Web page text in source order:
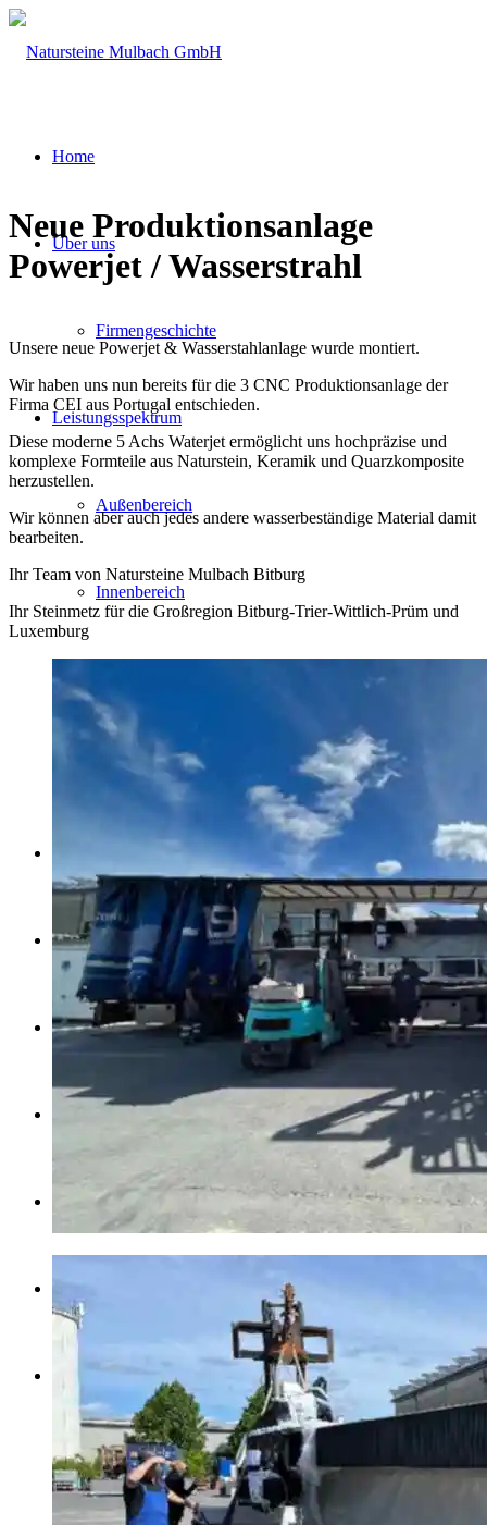
Home
Über uns
Firmengeschichte
Leistungsspektrum
Außenbereich
Innenbereich
Fliesen und Keramikverarbeitung
Team
Anfrage
Kontakt
Neue Produktionsanlage
Powerjet / Wasserstrahl
Unsere neue Powerjet & Wasserstahlanlage wurde montiert.
Wir haben uns nun bereits für die 3 CNC Produktionsanlage der
Firma CEI aus Portugal entschieden.
Diese moderne 5 Achs Waterjet ermöglicht uns hochpräzise und
komplexe Formteile aus Naturstein, Keramik und Quarzkomposite
herzustellen.
Wir können aber auch jedes andere wasserbeständige Material damit
bearbeiten.
Ihr Team von Natursteine Mulbach Bitburg
Ihr Steinmetz für die Großregion Bitburg-Trier-Wittlich-Prüm und
Luxemburg